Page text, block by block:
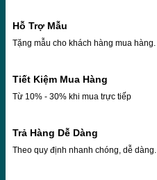
Hỗ Trợ Mẫu
Tặng mẫu cho khách hàng mua hàng.
Tiết Kiệm Mua Hàng
Từ 10% - 30% khi mua trực tiếp
Trả Hàng Dễ Dàng
Theo quy định nhanh chóng, dễ dàng.